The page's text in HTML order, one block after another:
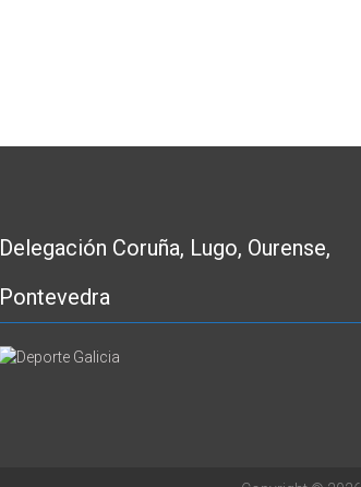
Delegación Coruña, Lugo, Ourense,
Pontevedra